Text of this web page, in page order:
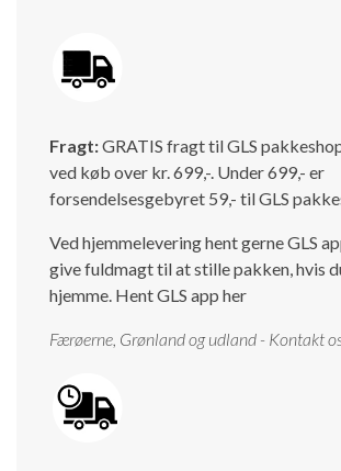
Fragt:GRATIS fragt til GLS
ved køb over kr. 699,-. Under 699,- er
forsendelsesgebyret 59,- til GLS
Ved hjemmelevering hent gerne GLS
give fuldmagt til at stille pakken, hvis
hjemme. Hent GLS app her
Færøerne, Grønland og udland - Kontakt